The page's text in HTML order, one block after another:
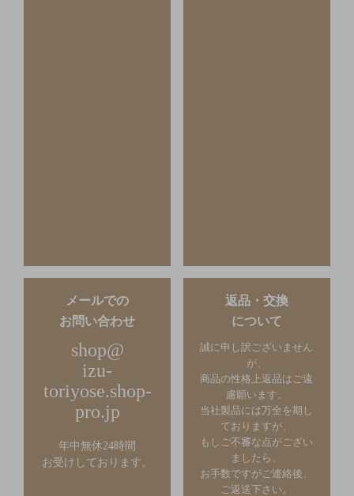
メールでの
お問い合わせ
shop@
izu-
toriyose.shop-
pro.jp
年中無休24時間
お受けしております。
返品・交換
について
誠に申し訳ございません
が、
商品の性格上返品はご遠
慮願います。
当社製品には万全を期し
ておりますが、
もしご不審な点がござい
ましたら、
お手数ですがご連絡後、
ご返送下さい。